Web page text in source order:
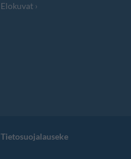
Elokuvat
Tietosuojalauseke